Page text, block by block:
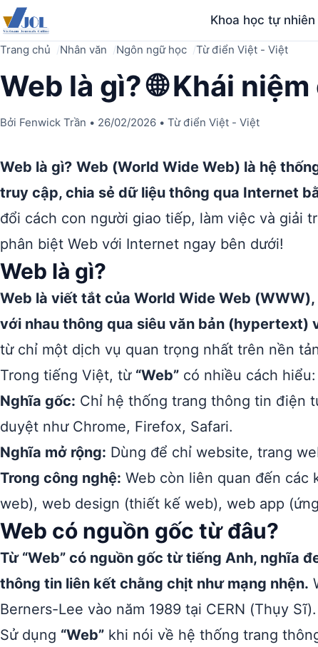
Khoa học tự nhiên
Trang chủ Nhân văn Ngôn ngữ học Từ điển Việt - Việt
Web là gì? 🌐 Khái
Bởi Fenwick Trần • 26/02/2026 • Từ điển Việt - Việt
Web là gì? Web (World Wide Web) là hệ
truy cập, chia sẻ dữ liệu thông qua Internet
đổi cách con người giao tiếp, làm việc và giải
phân biệt Web với Internet ngay bên dưới!
Web là gì?
Web là viết tắt của World Wide Web
với nhau thông qua siêu văn bản (hypertext)
từ chỉ một dịch vụ quan trọng nhất trên nền
Trong tiếng Việt, từ “Web” có nhiều cách hiểu:
Nghĩa gốc: Chỉ hệ thống trang thông tin điện
duyệt như Chrome, Firefox, Safari.
Nghĩa mở rộng: Dùng để chỉ website, trang
Trong công nghệ: Web còn liên quan đến các
web), web design (thiết kế web), web app
Web có nguồn gốc từ đâu?
Từ “Web” có nguồn gốc từ tiếng Anh, nghĩa
thông tin liên kết chằng chịt như mạng nhện.
Berners-Lee vào năm 1989 tại CERN (Thụy Sĩ).
Sử dụng “Web” khi nói về hệ thống trang